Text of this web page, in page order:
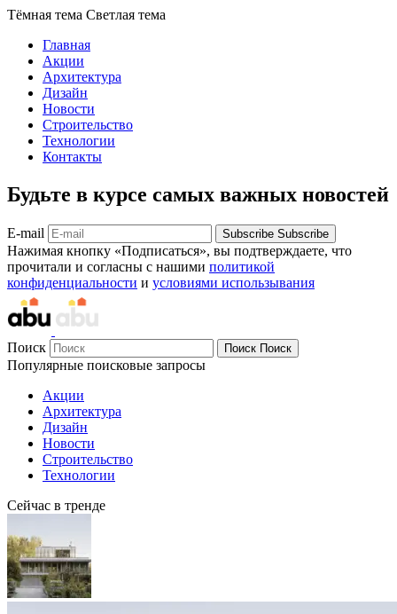
Тёмная тема Светлая тема
Главная
Акции
Архитектура
Дизайн
Новости
Строительство
Технологии
Контакты
Будьте в курсе самых важных новостей
E-mail Subscribe Subscribe
Нажимая кнопку «Подписаться», вы подтверждаете, что
прочитали и согласны с нашими политикой
конфиденциальности и условиями использывания
Поиск Поиск Поиск
Популярные поисковые запросы
Акции
Архитектура
Дизайн
Новости
Строительство
Технологии
Сейчас в тренде